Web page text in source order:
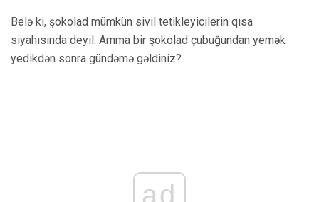
Belə ki, şokolad mümkün sivil tetikleyicilerin qısa
siyahısında deyil. Amma bir şokolad çubuğundan yemək
yedikdən sonra gündəmə gəldiniz?
ad